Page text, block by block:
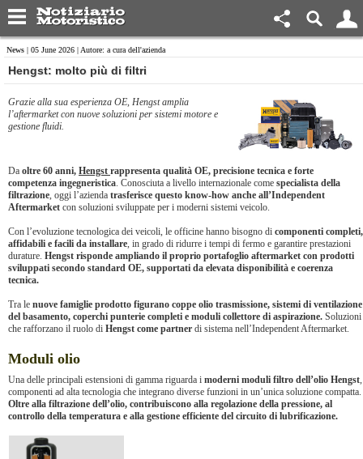
News | 05 June 2026 | Autore: a cura dell'azienda
Hengst: molto più di filtri
Grazie alla sua esperienza OE, Hengst amplia
l’aftermarket con nuove soluzioni per sistemi motore e
gestione fluidi.
Da oltre 60 anni, Hengst rappresenta qualità OE, precisione tecnica e forte
competenza ingegneristica. Conosciuta a livello internazionale come specialista della
filtrazione, oggi l’azienda trasferisce questo know-how anche all’Independent
Aftermarket con soluzioni sviluppate per i moderni sistemi veicolo.
Con l’evoluzione tecnologica dei veicoli, le officine hanno bisogno di componenti completi,
affidabili e facili da installare, in grado di ridurre i tempi di fermo e garantire prestazioni
durature. Hengst risponde ampliando il proprio portafoglio aftermarket con prodotti
sviluppati secondo standard OE, supportati da elevata disponibilità e coerenza
tecnica.
Tra le nuove famiglie prodotto figurano coppe olio trasmissione, sistemi di ventilazione
del basamento, coperchi punterie completi e moduli collettore di aspirazione. Soluzioni
che rafforzano il ruolo di Hengst come partner di sistema nell’Independent Aftermarket.
Moduli olio
Una delle principali estensioni di gamma riguarda i moderni moduli filtro dell’olio Hengst,
componenti ad alta tecnologia che integrano diverse funzioni in un’unica soluzione compatta.
Oltre alla filtrazione dell’olio, contribuiscono alla regolazione della pressione, al
controllo della temperatura e alla gestione efficiente del circuito di lubrificazione.